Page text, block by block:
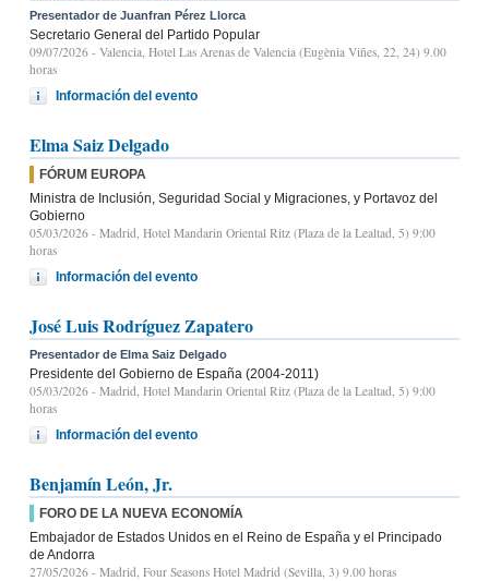
Presentador de Juanfran Pérez Llorca
Secretario General del Partido Popular
09/07/2026 - Valencia, Hotel Las Arenas de Valencia (Eugènia Viñes, 22, 24) 9.00
horas
Información del evento
Elma Saiz Delgado
FÓRUM EUROPA
Ministra de Inclusión, Seguridad Social y Migraciones, y Portavoz del
Gobierno
05/03/2026 - Madrid, Hotel Mandarin Oriental Ritz (Plaza de la Lealtad, 5) 9:00
horas
Información del evento
José Luis Rodríguez Zapatero
Presentador de Elma Saiz Delgado
Presidente del Gobierno de España (2004-2011)
05/03/2026 - Madrid, Hotel Mandarin Oriental Ritz (Plaza de la Lealtad, 5) 9:00
horas
Información del evento
Benjamín León, Jr.
FORO DE LA NUEVA ECONOMÍA
Embajador de Estados Unidos en el Reino de España y el Principado
de Andorra
27/05/2026 - Madrid, Four Seasons Hotel Madrid (Sevilla, 3) 9.00 horas